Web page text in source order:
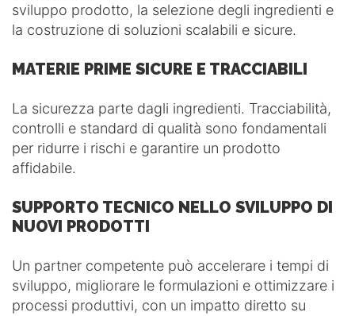
sviluppo prodotto, la selezione degli ingredienti e
la costruzione di soluzioni scalabili e sicure.
MATERIE PRIME SICURE E TRACCIABILI
La sicurezza parte dagli ingredienti. Tracciabilità,
controlli e standard di qualità sono fondamentali
per ridurre i rischi e garantire un prodotto
affidabile.
SUPPORTO TECNICO NELLO SVILUPPO DI
NUOVI PRODOTTI
Un partner competente può accelerare i tempi di
sviluppo, migliorare le formulazioni e ottimizzare i
processi produttivi, con un impatto diretto su